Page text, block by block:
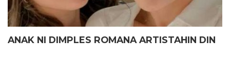
ANAK NI DIMPLES ROMANA ARTISTAHIN DIN